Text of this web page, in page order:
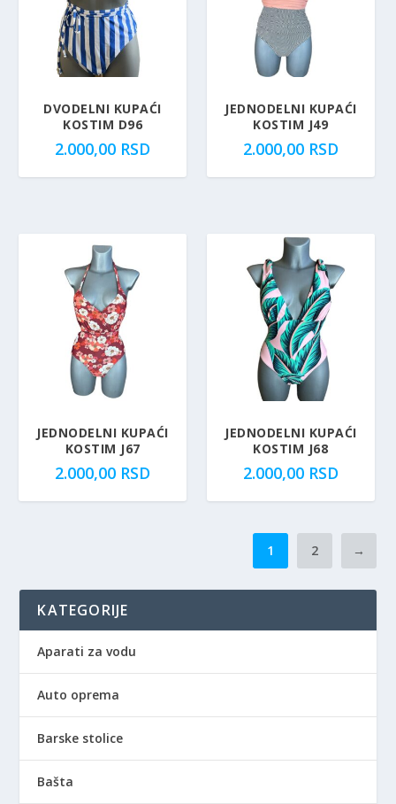
DVODELNI KUPAĆI
KOSTIM D96
2.000,00 RSD
JEDNODELNI KUPAĆI
KOSTIM J49
2.000,00 RSD
JEDNODELNI KUPAĆI
KOSTIM J67
2.000,00 RSD
JEDNODELNI KUPAĆI
KOSTIM J68
2.000,00 RSD
1 2 →
KATEGORIJE
Aparati za vodu
Auto oprema
Barske stolice
Bašta